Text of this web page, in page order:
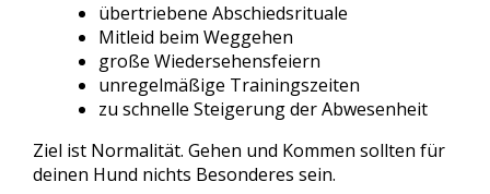
übertriebene Abschiedsrituale
Mitleid beim Weggehen
große Wiedersehensfeiern
unregelmäßige Trainingszeiten
zu schnelle Steigerung der Abwesenheit
Ziel ist Normalität. Gehen und Kommen sollten für
deinen Hund nichts Besonderes sein.